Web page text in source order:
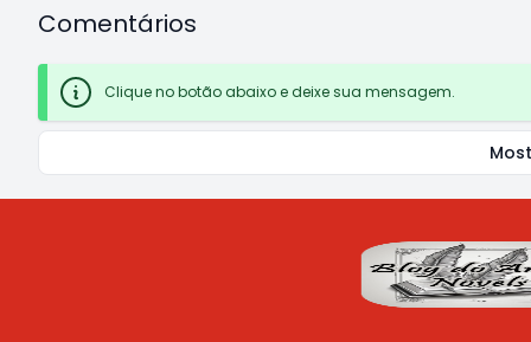
Capítulo 4 - O Senhor Dragão Monta o
Capítulo 3 - O Senhor Dragão Parte em uma
Capítulo 2 - O Senhor Dragão Participa do
Comentários
Clique no botão abaixo e deixe sua mensagem.